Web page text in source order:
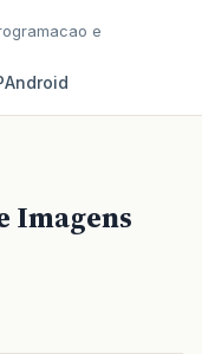
e
Android
Imagens